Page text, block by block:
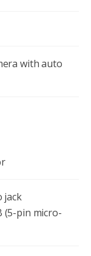
with auto
jack
(5-pin micro-